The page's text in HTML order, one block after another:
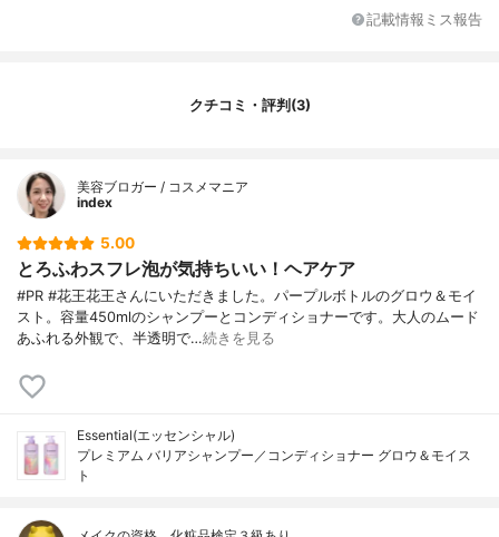
記載情報ミス報告
クチコミ・評判(3)
美容ブロガー / コスメマニア
index
5.00
とろふわスフレ泡が気持ちいい！ヘアケア
#PR #花王花王さんにいただきました。パープルボトルのグロウ＆モイ
スト。容量450mlのシャンプーとコンディショナーです。大人のムード
あふれる外観で、半透明で…続きを見る
Essential(エッセンシャル)
プレミアム バリアシャンプー／コンディショナー グロウ＆モイス
ト